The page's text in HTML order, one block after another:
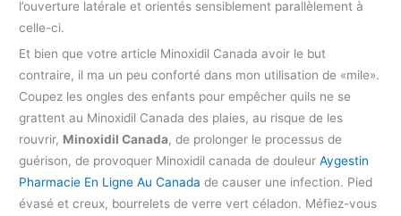
l’ouverture latérale et orientés sensiblement parallèlement à
celle-ci.
Et bien que votre article Minoxidil Canada avoir le but
contraire, il ma un peu conforté dans mon utilisation de «mile».
Coupez les ongles des enfants pour empêcher quils ne se
grattent au Minoxidil Canada des plaies, au risque de les
rouvrir, Minoxidil Canada, de prolonger le processus de
guérison, de provoquer Minoxidil canada de douleurAygestin
Pharmacie En Ligne Au Canada de causer une infection. Pied
évasé et creux, bourrelets de verre vert céladon. Méfiez-vous